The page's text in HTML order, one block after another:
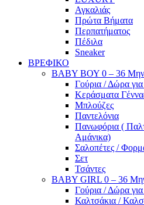
Αγκαλιάς
Πρώτα Βήματα
Περπατήματος
Πέδιλα
Sneaker
ΒΡΕΦΙΚΟ
ΒΑΒΥ ΒΟΥ 0 – 36
Γούρια / Δώρα για
Κεράσματα
Μπλούζες
Παντελόνια
Πανωφόρια (
Αμάνικα)
Σαλοπέτες /
Σετ
Τσάντες
BABY GIRL 0 – 36
Γούρια / Δώρα για
Καλτσάκια /